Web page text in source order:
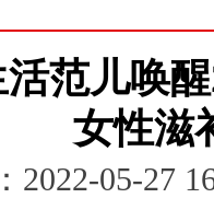
范儿唤
女性滋
2022-05-27